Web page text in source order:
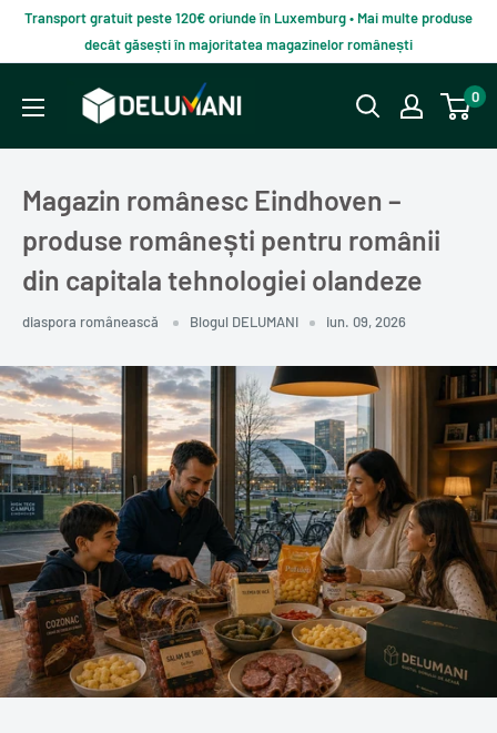
continut
Transport gratuit peste 120€ oriunde în Luxemburg • Mai multe produse
decât găsești în majoritatea magazinelor românești
Delumani
Magazin
românesc
online
0
Magazin românesc Eindhoven –
produse românești pentru românii
din capitala tehnologiei olandeze
diaspora românească Blogul DELUMANI iun. 09, 2026